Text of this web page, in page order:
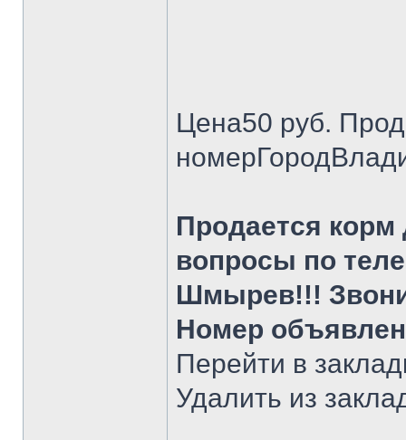
Цена50 руб.
Продается корм
вопросы по
Шмырев!!!
Номер
Перейти в
Удалить из